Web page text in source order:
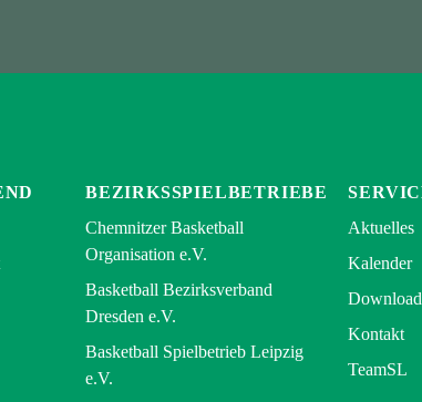
BEZIRKSSPIELBETRIEBE
Chemnitzer Basketball
Organisation e.V.
Basketball Bezirksverband
Dresden e.V.
Basketball Spielbetrieb Leipzig
e.V.
Aktuelles
Kalender
Kontakt
TeamSL